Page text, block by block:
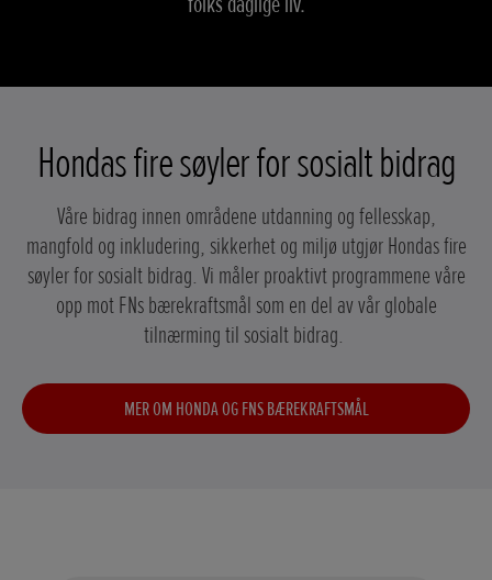
Hondas fire søyler for sosialt bidrag
Våre bidrag innen områdene utdanning og fellesskap,
mangfold og inkludering, sikkerhet og miljø utgjør Hondas fire
søyler for sosialt bidrag. Vi måler proaktivt programmene våre
opp mot FNs bærekraftsmål som en del av vår globale
tilnærming til sosialt bidrag.
MER OM HONDA OG FNS BÆREKRAFTSMÅL